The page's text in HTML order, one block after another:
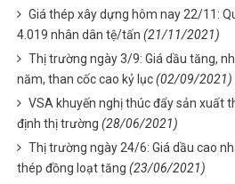
Giá thép xây dựng hôm nay 22/11:
4.019 nhân dân tệ/tấn (21/11/2021)
Thị trường ngày 3/9: Giá dầu tăng,
năm, than cốc cao kỷ lục(02/09/2021)
VSA khuyến nghị thúc đẩy sản xuất
định thị trường (28/06/2021)
Thị trường ngày 24/6: Giá dầu cao
thép đồng loạt tăng (23/06/2021)